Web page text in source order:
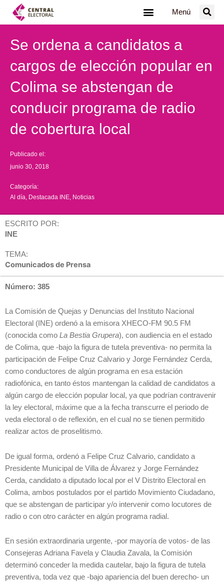
Menú
Se ordena a candidatos a
cargos de elección popular en
Colima se abstengan de
conducir programa de radio
de cobertura local
Publicado el:
junio 30, 2018
Categoría:
Al día Destacada INE Noticias
ESCRITO POR:
INE
TEMA:
Comunicados de Prensa
Número: 385
La Comisión de Quejas y Denuncias del Instituto Nacional
Electoral (INE) ordenó a la emisora XHECO-FM 90.5 FM
(conocida como La Bestia Grupera), con audiencia en el estado
de Colima, que -bajo la figura de tutela preventiva- no permita la
participación de Felipe Cruz Calvario y Jorge Fernández Cerda,
como conductores de algún programa en esa estación
radiofónica, en tanto éstos mantengan la calidad de candidatos a
algún cargo de elección popular local, ya que podrían contravenir
la ley electoral, máxime que a la fecha transcurre el periodo de
veda electoral o de reflexión, en el cual no se tienen permitido
realizar actos de proselitismo.
De igual forma, ordenó a Felipe Cruz Calvario, candidato a
Presidente Municipal de Villa de Álvarez y Jorge Fernández
Cerda, candidato a diputado local por el V Distrito Electoral en
Colima, ambos postulados por el partido Movimiento Ciudadano,
que se abstengan de participar y/o intervenir como locutores de
radio o con otro carácter en algún programa radial.
En sesión extraordinaria urgente, -por mayoría de votos- de las
Consejeras Adriana Favela y Claudia Zavala, la Comisión
determinó conceder la medida cautelar, bajo la figura de tutela
preventiva, toda vez que -bajo apariencia del buen derecho- un